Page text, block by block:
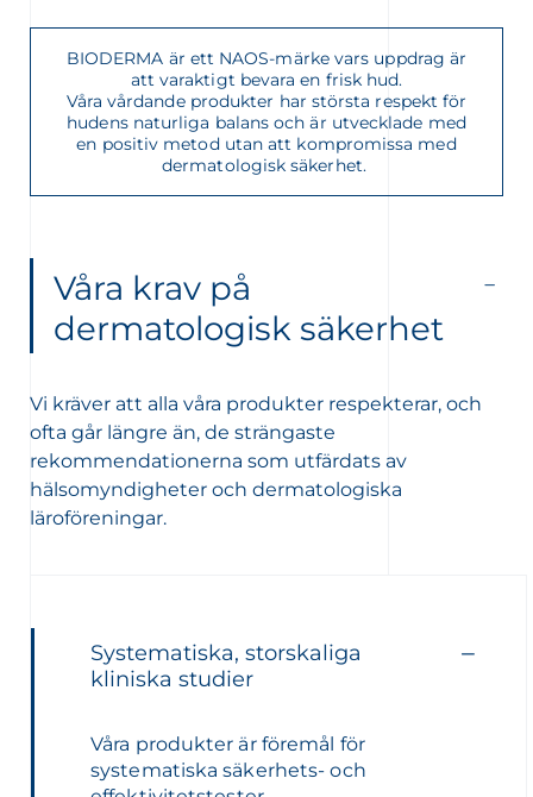
VÅRT NYHETSBREV
BIODERMA är ett NAOS-märke vars uppdrag är
att varaktigt bevara en frisk hud.
Våra vårdande produkter har största respekt för
hudens naturliga balans och är utvecklade med
en positiv metod utan att kompromissa med
dermatologisk säkerhet.
Våra krav på
dermatologisk säkerhet
Vi kräver att alla våra produkter respekterar, och
ofta går längre än, de strängaste
rekommendationerna som utfärdats av
hälsomyndigheter och dermatologiska
läroföreningar.
Systematiska, storskaliga
kliniska studier
Våra produkter är föremål för
systematiska säkerhets- och